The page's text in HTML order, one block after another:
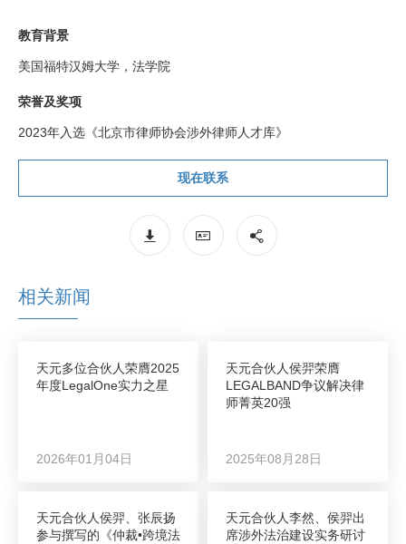
教育背景
美国福特汉姆大学，法学院
荣誉及奖项
2023年入选《北京市律师协会涉外律师人才库》
现在联系
相关新闻
天元多位合伙人荣膺2025
年度LegalOne实力之星
2026年01月04日
天元合伙人侯羿荣膺
LEGALBAND争议解决律
师菁英20强
2025年08月28日
天元合伙人侯羿、张辰扬
参与撰写的《仲裁•跨境法
天元合伙人李然、侯羿出
席涉外法治建设实务研讨